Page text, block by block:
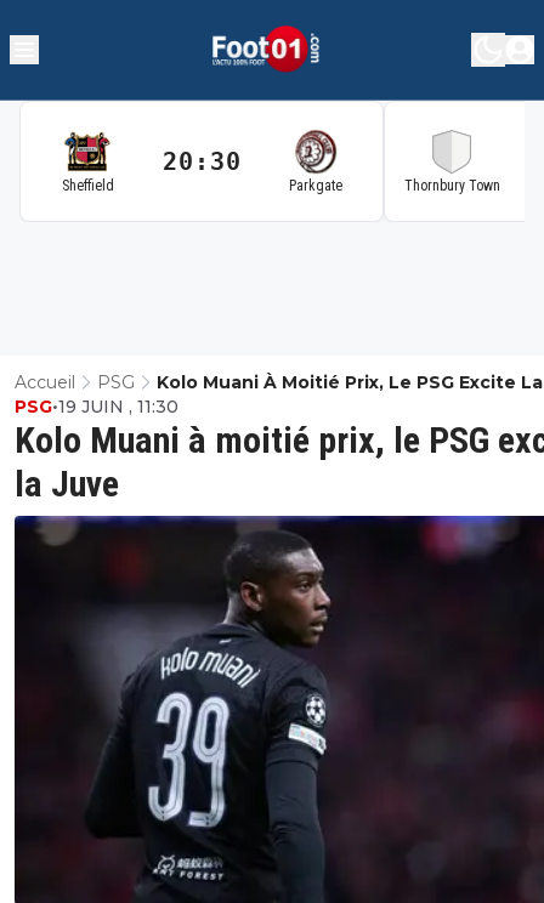
Sheffield
20:30
Parkgate Thornbury Town
Accueil PSG Kolo Muani À Moitié Prix, Le PSG Excite
Kolo Muani à moitié prix, le PSG
la Juve
PSG•19 JUIN , 11:30